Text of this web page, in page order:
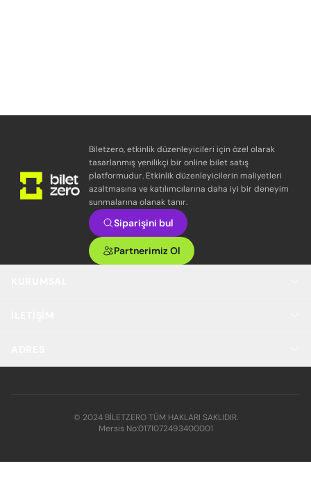
Biletzero, etkinlik düzenleyicileri için özel olarak
tasarlanmış yenilikçi bir online bilet satış
platformudur. Etkinlik düzenleyicilerin maliyetleri
azaltmasına ve katılımcılarına daha iyi bir deneyim
sunmalarına olanak tanır.
Siparişini bul
Partnerimiz Ol
© 2024 BİLETZERO TÜM HAKLARI SAKLIDIR.
Mersis No:0171072493400001